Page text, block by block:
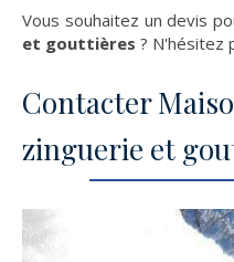
Vous souhaitez un devis
et gouttières ? N'hésitez
Contacter
zinguerie et